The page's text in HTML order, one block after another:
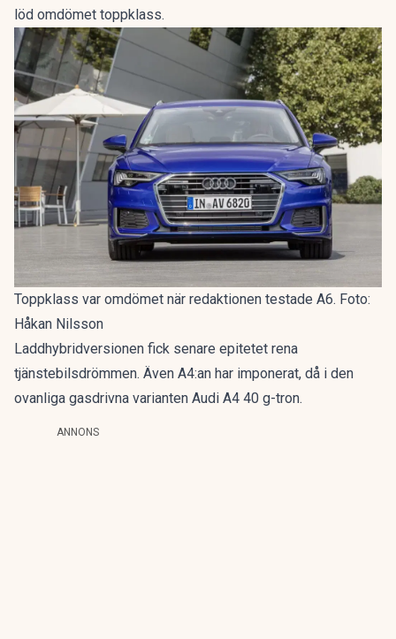
löd omdömet toppklass.
Toppklass var omdömet när redaktionen testade A6. Foto:
Håkan Nilsson
Laddhybridversionen fick senare epitetet rena
tjänstebilsdrömmen. Även A4:an har imponerat, då i den
ovanliga gasdrivna varianten Audi A4 40 g-tron.
ANNONS